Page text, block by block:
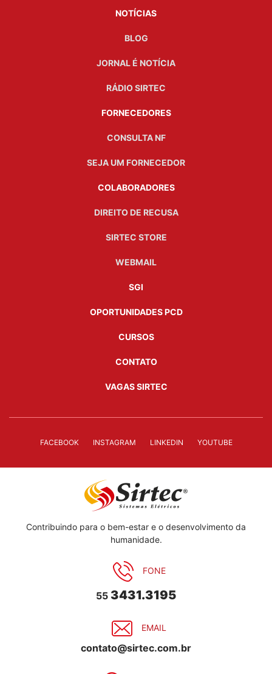
NOTÍCIAS
BLOG
JORNAL É NOTÍCIA
RÁDIO SIRTEC
FORNECEDORES
CONSULTA NF
SEJA UM FORNECEDOR
COLABORADORES
DIREITO DE RECUSA
SIRTEC STORE
WEBMAIL
SGI
OPORTUNIDADES PCD
CURSOS
CONTATO
VAGAS SIRTEC
FACEBOOK INSTAGRAM LINKEDIN YOUTUBE
Contribuindo para o bem-estar e o desenvolvimento da
humanidade.
FONE
55 3431.3195
EMAIL
contato@sirtec.com.br